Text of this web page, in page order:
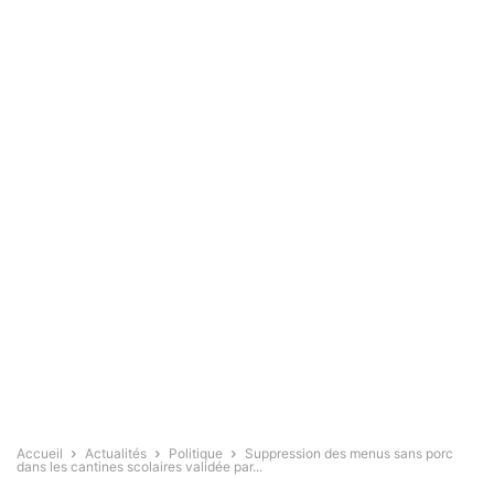
Accueil Actualités Politique
Suppression des menus sans porc
dans les cantines scolaires validée par...